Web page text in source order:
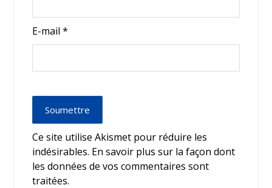
E-mail*
Soumettre
Ce site utilise Akismet pour réduire les
indésirables. En savoir plus sur la façon dont
les données de vos commentaires sont
traitées.